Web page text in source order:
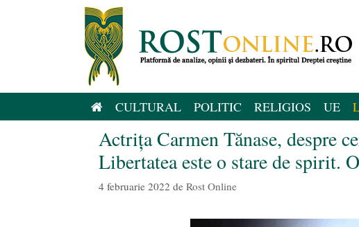
CULTURAL POLITIC RELIGIOS UE
Actrița Carmen Tănase, despre
Libertatea este o stare de spirit.
4 februarie 2022 de Rost Online